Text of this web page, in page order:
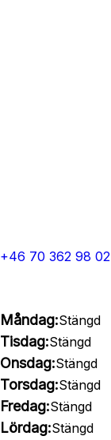
+46 70 362 98 02
Måndag:Stängd
Tisdag:Stängd
Onsdag:Stängd
Torsdag:Stängd
Fredag:Stängd
Lördag:Stängd